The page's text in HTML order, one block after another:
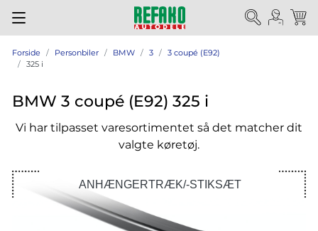
Forside Personbiler BMW 3
3 coupé (E92)
325 i
BMW 3 coupé (E92) 325 i
Vi har tilpasset varesortimentet så det matcher dit
valgte køretøj.
ANHÆNGERTRÆK/-STIKSÆT